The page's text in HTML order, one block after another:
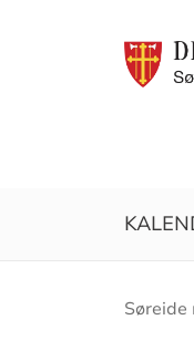
Søreide